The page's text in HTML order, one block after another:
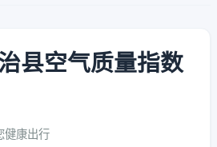
县空气质量指数
健康出行